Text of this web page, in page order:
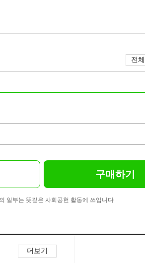
전
구매하기
일부는 뜻깊은 사회공헌 활동에 쓰입니다
더보기